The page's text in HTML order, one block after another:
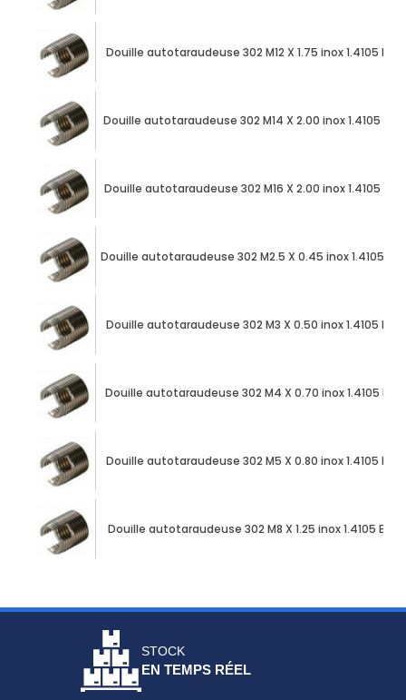
Douille autotaraudeuse 302 M12 X 1.75 inox 1.4105
Douille autotaraudeuse 302 M14 X 2.00 inox 1.4105
Douille autotaraudeuse 302 M16 X 2.00 inox 1.4105
Douille autotaraudeuse 302 M2.5 X 0.45 inox 1.4105
Douille autotaraudeuse 302 M3 X 0.50 inox 1.4105
Douille autotaraudeuse 302 M4 X 0.70 inox 1.4105
Douille autotaraudeuse 302 M5 X 0.80 inox 1.4105
Douille autotaraudeuse 302 M8 X 1.25 inox 1.4105
STOCK
EN TEMPS RÉEL